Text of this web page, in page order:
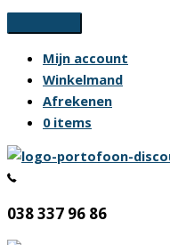
Ga
naar
inhoud
Mijn account
Winkelmand
Afrekenen
0 items
038 337 96 86